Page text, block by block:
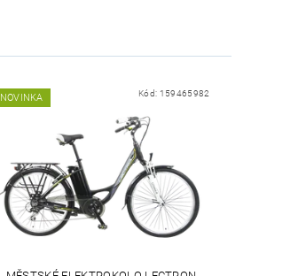
NOVINKA Kód: 159465982